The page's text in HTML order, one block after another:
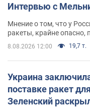
Интервью с
Мнение о том, что у
ракеты, крайне опасно,
8.08.2026 12:00 19,7 т.
Украина
поставке ракет
Зеленский